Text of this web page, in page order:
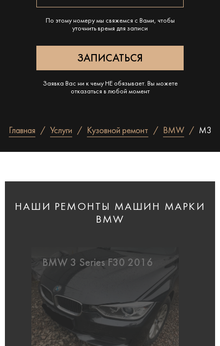
По этому номеру мы свяжемся с Вами, чтобы
уточнить время для записи
Заявка Вас ни к чему НЕ обязывает. Вы можете
отказаться в любой момент
Главная Услуги Кузовной ремонт BMW M3
НАШИ РЕМОНТЫ МАШИН МАРКИ
BMW
BMW 3 Series F30 2016